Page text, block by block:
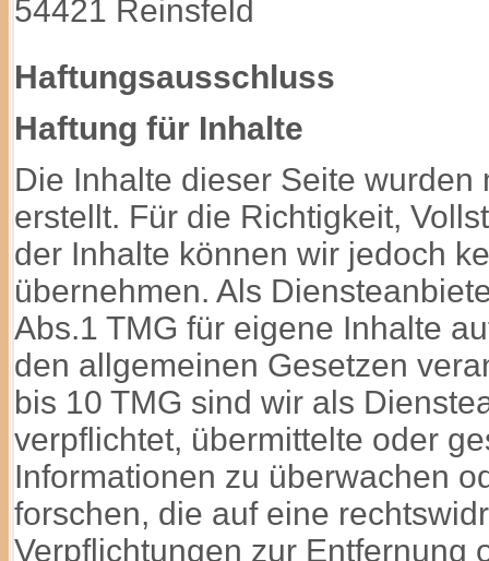
54421 Reinsfeld
Haftungsausschluss
Haftung für Inhalte
Die Inhalte dieser Seite wurden
erstellt. Für die Richtigkeit,
der Inhalte können wir jedoch
übernehmen. Als
Abs.1 TMG für eigene Inhalte
den allgemeinen Gesetzen
bis 10 TMG sind wir als
verpflichtet, übermittelte oder
Informationen zu überwachen
forschen, die auf eine
Verpflichtungen zur Entfernung